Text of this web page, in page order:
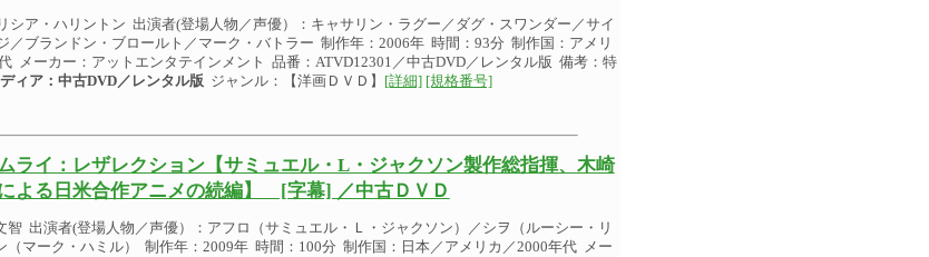
シア・ハリントン 出演者(登場人物／声優）：キャサリン・ラグー／ダグ・スワンダー／サイ
／ブランドン・ブロールト／マーク・バトラー 制作年：2006年 時間：93分 制作国：アメリ
メーカー：アットエンタテインメント 品番：ATVD12301／中古DVD／レンタル版 備考：特
ィア：中古DVD／レンタル版 ジャンル：【洋画ＤＶＤ】 [詳細] [規格番号]
ライ：レザレクション【サミュエル・L・ジャクソン製作総指揮、木崎
よる日米合作アニメの続編】 [字幕] ／中古ＤＶＤ
智 出演者(登場人物／声優）：アフロ（サミュエル・Ｌ・ジャクソン）／シヲ（ルーシー・リ
（マーク・ハミル） 制作年：2009年 時間：100分 制作国：日本／アメリカ／2000年代 メー